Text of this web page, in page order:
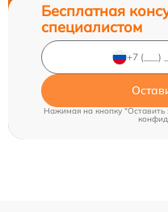
Бесплатная
специалистом
Нажимая на кнопку